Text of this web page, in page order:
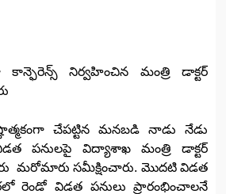
నిర్వహించిన మంత్రి డాక్టర్
చేపట్టిన మనబడి నాడు నేడు
పనులపై విద్యాశాఖ మంత్రి డాక్టర్
మరోమారు సమీక్షించారు. మొదటి విడత
రెండో విడత పనులు ప్రారంభించాలనే